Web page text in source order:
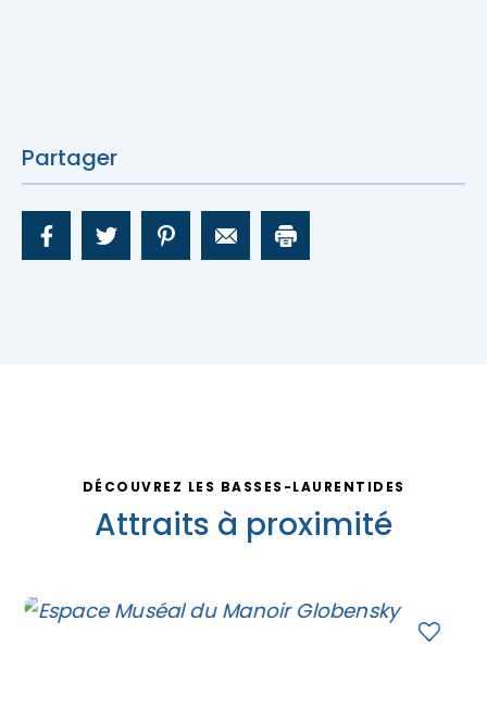
Partager
DÉCOUVREZ LES BASSES-LAURENTIDES
Attraits à proximité